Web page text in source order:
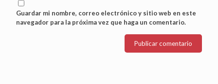
Guardar mi nombre, correo electrónico y sitio web en este
navegador para la próxima vez que haga un comentario.